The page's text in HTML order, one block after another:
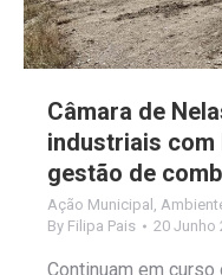
Câmara de
industriais com
gestão de
Ação Municipal ,
By Filipa Pais 20 Junho
Continuam em